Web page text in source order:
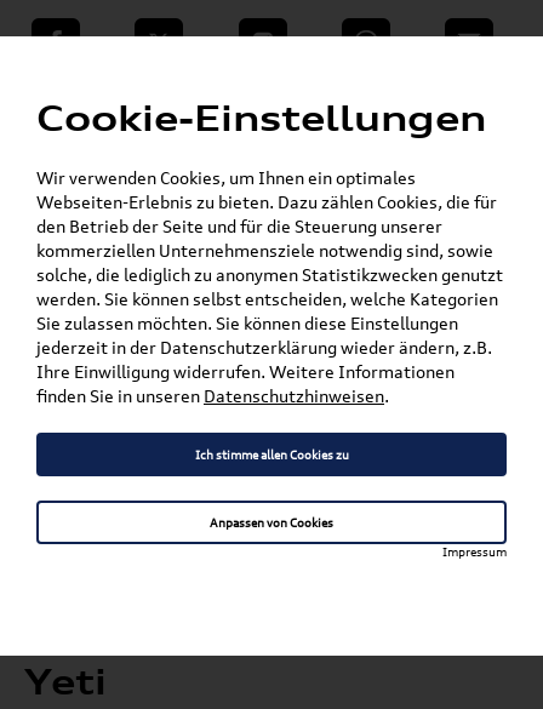
teilen Twitter Instagram WhatsApp E-Mail
VW Shop - VW Originalteile und Zubehör »
» SKODA Original Teile »
Wischerblätter » Yeti
Mein Kundenkonto Warenkorb
Artikel für ihr Modell
Marke wählen
Modell wählen
Karosserieform wählen
Yeti
Cookie-Einstellungen
Wir verwenden Cookies, um Ihnen ein optimales
Webseiten-Erlebnis zu bieten. Dazu zählen Cookies, die für
den Betrieb der Seite und für die Steuerung unserer
kommerziellen Unternehmensziele notwendig sind, sowie
solche, die lediglich zu anonymen Statistikzwecken genutzt
werden. Sie können selbst entscheiden, welche Kategorien
Sie zulassen möchten. Sie können diese Einstellungen
jederzeit in der Datenschutzerklärung wieder ändern, z.B.
Ihre Einwilligung widerrufen. Weitere Informationen
finden Sie in unseren Datenschutzhinweisen.
Ich stimme allen Cookies zu
Anpassen von Cookies
Impressum